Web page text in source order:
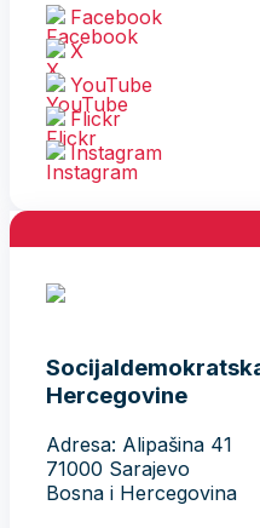
Facebook
X
YouTube
Flickr
Instagram
Hercegovine
Adresa: Alipašina 41
71000 Sarajevo
Bosna i Hercegovina